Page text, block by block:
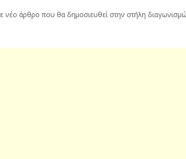
νέο άρθρο που θα δημοσιευθεί στην στήλη